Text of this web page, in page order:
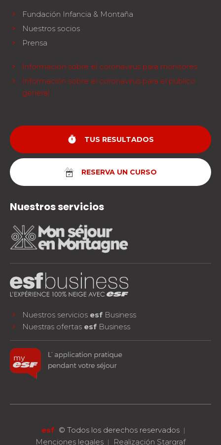
Fundación Infancia & Montaña
Nuestros socios
Prensa
Información sobre el coronavirus para monitores
Información sobre el coronavirus para el público
general
timer TUS RESULTADOS
RESERVA UN CURSO
Nuestros servicios
Nuestros servicios esf Business
Nuestras ofertas esf Business
esf © Todos los derechos reservados
Menciones legales
Realización Stargraf